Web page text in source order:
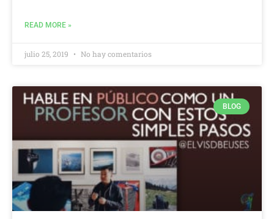
READ MORE »
julio 25, 2019 No hay comentarios
BLOG